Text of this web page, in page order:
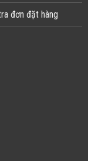
đơn đặt hàng